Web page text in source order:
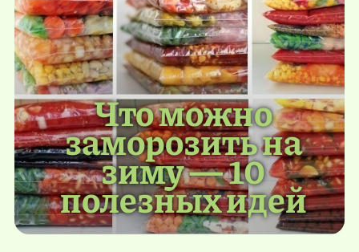
Что можно
заморозить на
зиму — 10
полезных идей